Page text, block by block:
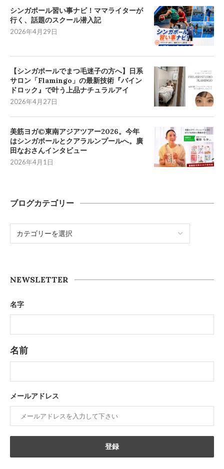
シンガポール習い事ナビ！ママライターが
行く、話題のスクール潜入記
2026年4月29日
【シンガポールでまつ毛迷子の方へ】日系
サロン「Flamingo」の最新技術『バイン
ドロック』で叶う上品ナチュラルアイ
2026年4月27日
美筋ヨガ©東南アジアツアー2026。今年
はシンガポールとクアラルンプールへ。廣
田なおさんインタビュー
2026年4月1日
ブログカテゴリー
NEWSLETTER
名字
名前
メールアドレス